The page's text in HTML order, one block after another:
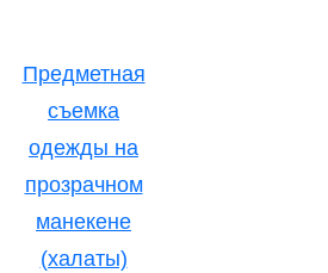
Предметная
съемка
одежды на
прозрачном
манекене
(халаты)